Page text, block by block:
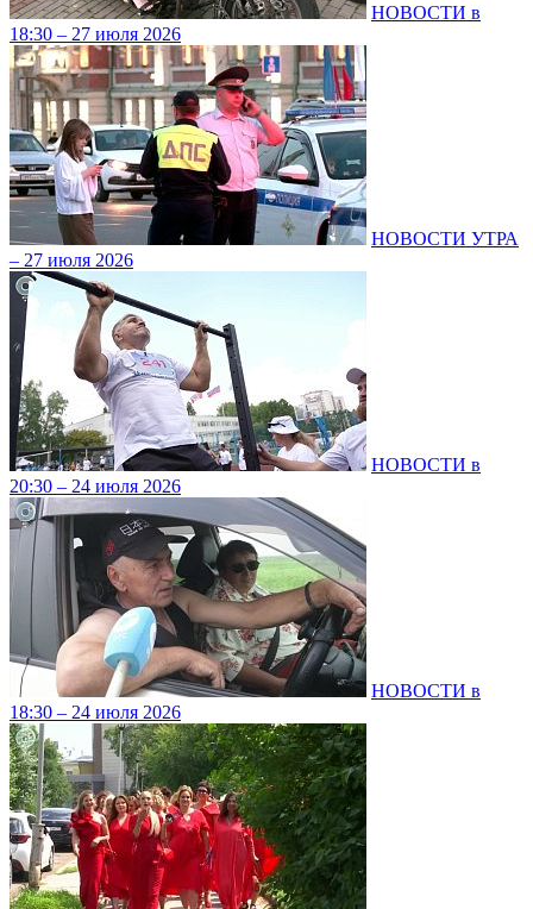
НОВОСТИ в
18:30 – 27 июля 2026
НОВОСТИ УТРА
– 27 июля 2026
НОВОСТИ в
20:30 – 24 июля 2026
НОВОСТИ в
18:30 – 24 июля 2026